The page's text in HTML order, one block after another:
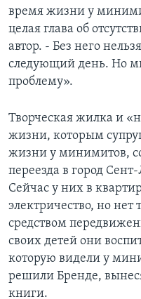
время жизни у
целая глава об
автор. - Без него
следующий день. Но
проблему».
Творческая жилка и
жизни, которым
жизни у минимитов,
переезда в город
Сейчас у них в
электричество, но
средством
своих детей они
которую видели у
решили Бренде,
книги.